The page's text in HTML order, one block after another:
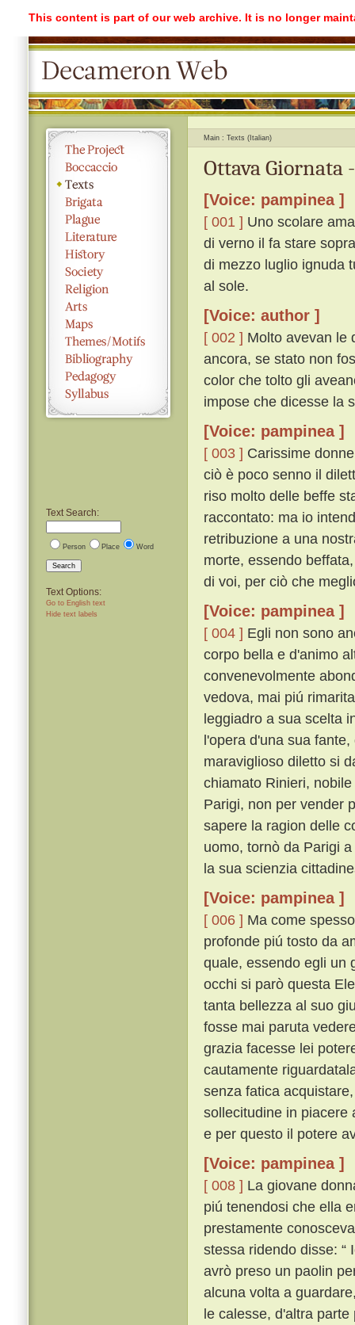
This content is part of our web archive. It is no longer
Text Search:
Person Place Word
Search
Text Options:
Go to English text
Hide text labels
Main Texts (Italian)
Ottava Giornata
[Voice: pampinea ]
[ 001 ] Uno scolare
di verno il fa stare
di mezzo luglio ignuda
al sole.
[Voice: author ]
[ 002 ] Molto avevan le
ancora, se stato non
color che tolto gli
impose che dicesse la
[Voice: pampinea ]
[ 003 ] Carissime
ciò è poco senno il
riso molto delle beffe
raccontato: ma io
retribuzione a una
morte, essendo
di voi, per ciò che
[Voice: pampinea ]
[ 004 ] Egli non sono
corpo bella e d'animo
convenevolmente
vedova, mai piú
leggiadro a sua scelta
l'opera d'una sua
maraviglioso diletto si
chiamato Rinieri,
Parigi, non per vender
sapere la ragion delle
uomo, tornò da Parigi
la sua scienzia
[Voice: pampinea ]
[ 006 ] Ma come
profonde piú tosto da
quale, essendo egli un
occhi si parò questa
tanta bellezza al suo
fosse mai paruta
grazia facesse lei
cautamente
senza fatica
sollecitudine in piacere
e per questo il potere
[Voice: pampinea ]
[ 008 ] La giovane
piú tenendosi che ella
prestamente
stessa ridendo disse: “
avrò preso un paolin
alcuna volta a
le calesse, d'altra